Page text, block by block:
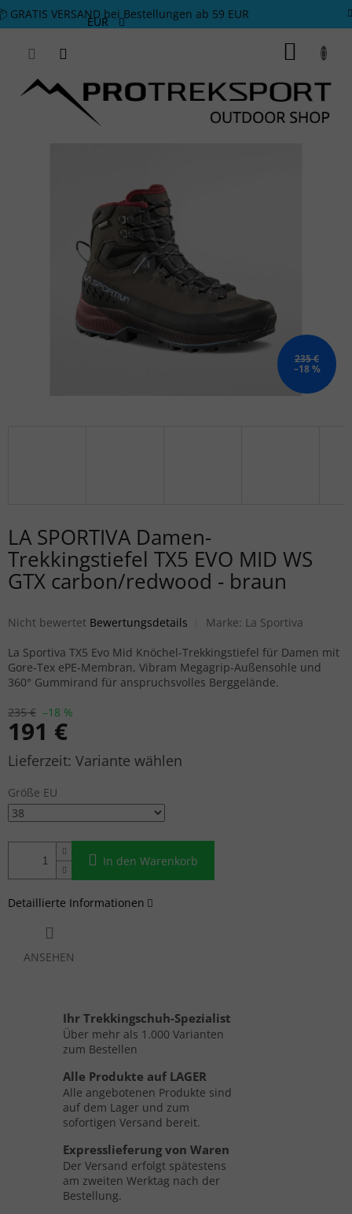
Zum Inhalt springen
GRATIS VERSAND bei Bestellungen ab 59 EUR
EUR
235 €
–18 %
LA SPORTIVA Damen-
Trekkingstiefel TX5 EVO MID WS
GTX carbon/redwood - braun
Die durchschnittliche Produktbewertung ist 0,0 von 5 Sternen.
Nicht bewertet Bewertungsdetails Marke: La Sportiva
235 € –18 %
191 €
Verkaufspreis:Variante wählen
Größe EU
In den Warenkorb
La Sportiva TX5 Evo Mid Knöchel-Trekkingstiefel für Damen mit
Gore-Tex ePE-Membran, Vibram Megagrip-Außensohle und
360° Gummirand für anspruchsvolles Berggelände.
Detaillierte Informationen
ANSEHEN
Ihr Trekkingschuh-Spezialist
Über mehr als 1.000 Varianten
zum Bestellen
Alle Produkte auf LAGER
Alle angebotenen Produkte sind
auf dem Lager und zum
sofortigen Versand bereit.
Expresslieferung von Waren
Der Versand erfolgt spätestens
am zweiten Werktag nach der
Bestellung.